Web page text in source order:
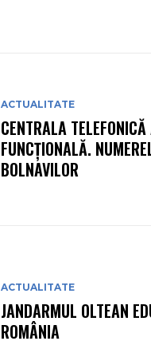
ACTUALITATE
CENTRALA
FUNCȚIONALĂ.
BOLNAVILOR
ACTUALITATE
JANDARMUL OLTEAN
ROMÂNIA